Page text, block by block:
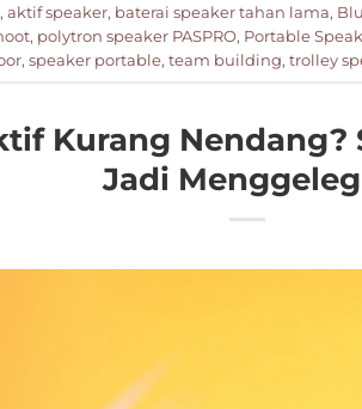
, aktif speaker, baterai speaker tahan lama,
, polytron speaker PASPRO, Portable
, speaker portable, team building, trolley
Kurang
Jadi